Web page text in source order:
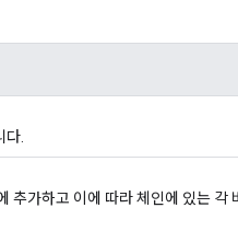
다.
추가하고 이에 따라 체인에 있는 각